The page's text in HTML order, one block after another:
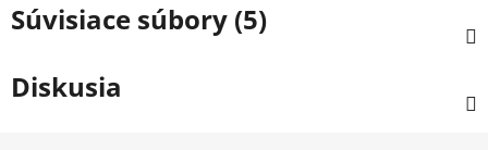
Súvisiace súbory (5)
Diskusia